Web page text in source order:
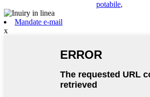
potabile,
Mandate e-mail
x